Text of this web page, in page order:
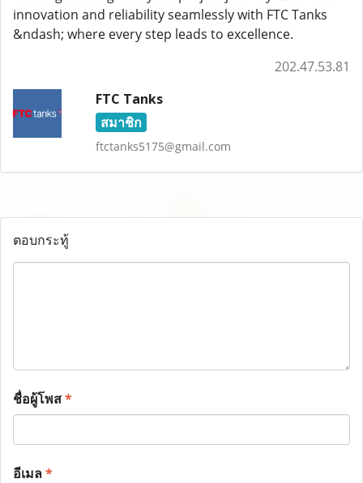
innovation and reliability seamlessly with FTC Tanks
&ndash; where every step leads to excellence.
202.47.53.81
FTC Tanks
สมาชิก
ftctanks5175@gmail.com
ตอบกระทู้
ชื่อผู้โพส*
อีเมล*